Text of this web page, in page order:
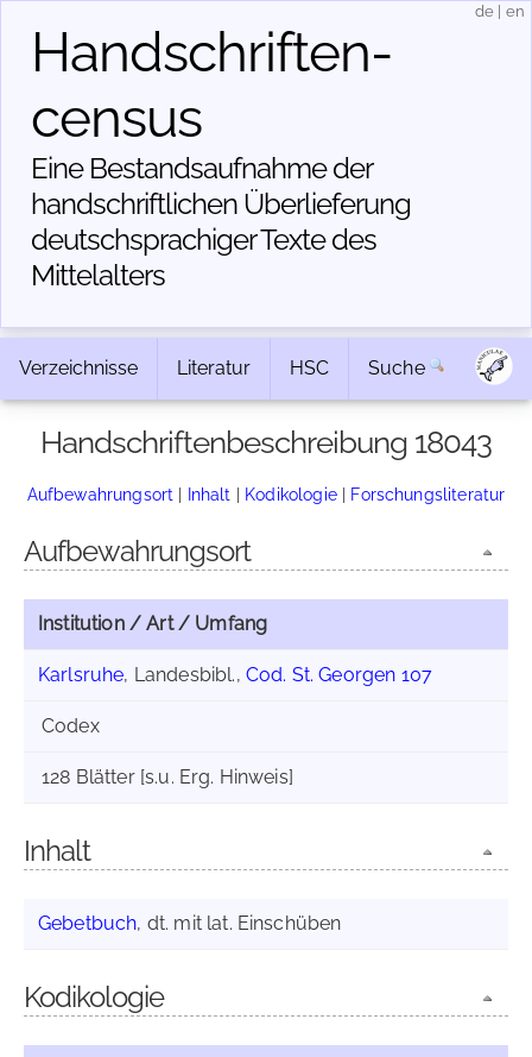
Handschriften­
census
Eine Bestandsaufnahme der
handschriftlichen Über­lieferung
deutschsprachiger Texte des
Mittelalters
de en
Verzeichnisse Literatur HSC Suche
Handschriftenbeschreibung 18043
Aufbewahrungsort | Inhalt | Kodikologie| Forschungsliteratur
Aufbewahrungsort
Institution / Art / Umfang
Karlsruhe, Landesbibl., Cod. St. Georgen 107
Codex
128 Blätter [s.u. Erg. Hinweis]
Inhalt
Gebetbuch, dt. mit lat. Einschüben
Kodikologie